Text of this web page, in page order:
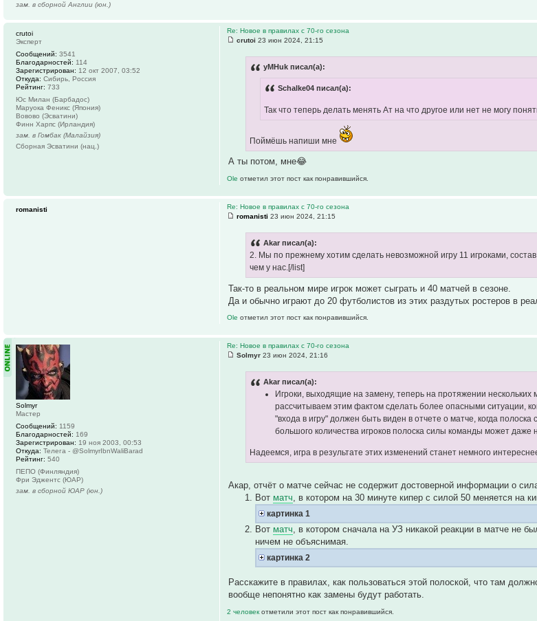
зам. в сборной Англии (юн.)
Re: Новое в правилах с 70-го сезона
crutoi 23 июн 2024, 21:15
yMHuk писал(а):
Schalke04 писал(а):
Так что теперь делать менять Ат на что другое или нет не могу
Поймёшь напиши мне
А ты потом, мне😂
Oleотметил этот пост как понравившийся.
crutoi
Эксперт
Сообщений: 3541
Благодарностей: 114
Зарегистрирован: 12 окт 2007, 03:52
Откуда: Сибирь, Россия
Рейтинг: 733
Юс Милан (Барбадос)
Маруока Феникс (Япония)
Вовово (Эсватини)
Финн Харпс (Ирландия)
зам. в Гомбак (Малайзия)
Сборная Эсватини (нац.)
Re: Новое в правилах с 70-го сезона
romanisti 23 июн 2024, 21:15
Akar писал(а):
2. Мы по прежнему хотим сделать невозможной игру 11 игроками,
чем у нас.[/list]
Так-то в реальном мире игрок может сыграть и 40 матчей в сезоне.
Да и обычно играют до 20 футболистов из этих раздутых ростеров в
Oleотметил этот пост как понравившийся.
romanisti
Re: Новое в правилах с 70-го сезона
Solmyr 23 июн 2024, 21:16
Akar писал(а):
Игроки, выходящие на замену, теперь на протяжении нескольких
рассчитываем этим фактом сделать более опасными ситуации,
"входа в игру" должен быть виден в отчете о матче, когда
большого количества игроков полоска силы команды может
Надеемся, игра в результате этих изменений станет немного
Акар, отчёт о матче сейчас не содержит достоверной информации о
Вот матч , в котором на 30 минуте кипер с силой 50 меняется на
картинка 1
Вот матч , в котором сначала на УЗ никакой реакции в матче не
ничем не объяснимая.
картинка 2
Расскажите в правилах, как пользоваться этой полоской, что там
вообще непонятно как замены будут работать.
2 человекотметили этот пост как понравившийся.
Solmyr
Мастер
Сообщений: 1159
Благодарностей: 169
Зарегистрирован: 19 ноя 2003, 00:53
Откуда: Телега - @SolmyrIbnWaliBarad
Рейтинг: 540
ПЕПО (Финляндия)
Фри Эджентс (ЮАР)
зам. в сборной ЮАР (юн.)